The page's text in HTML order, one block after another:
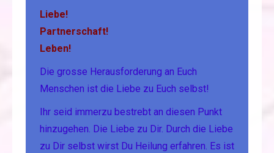
Liebe!
Partnerschaft!
Leben!
Die grosse Herausforderung an Euch
Menschen ist die Liebe zu Euch selbst!
Ihr seid immerzu bestrebt an diesen Punkt
hinzugehen. Die Liebe zu Dir. Durch die Liebe
zu Dir selbst wirst Du Heilung erfahren. Es ist